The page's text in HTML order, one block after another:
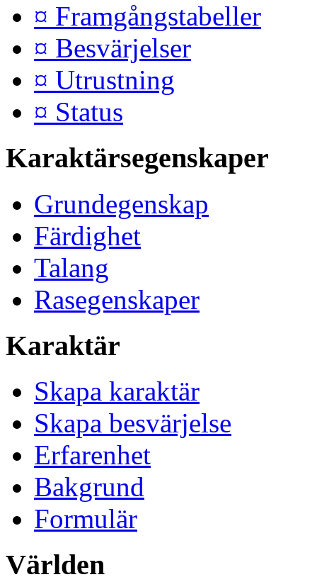
¤ Framgångstabeller
¤ Besvärjelser
¤ Utrustning
¤ Status
Karaktärsegenskaper
Grundegenskap
Färdighet
Talang
Rasegenskaper
Karaktär
Skapa karaktär
Skapa besvärjelse
Erfarenhet
Bakgrund
Formulär
Världen